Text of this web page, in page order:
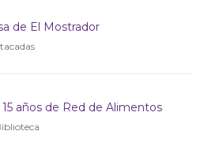
de El Mostrador
años de Red de Alimentos